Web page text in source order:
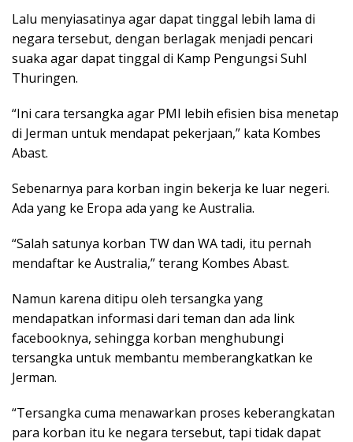
Lalu menyiasatinya agar dapat tinggal lebih lama di
negara tersebut, dengan berlagak menjadi pencari
suaka agar dapat tinggal di Kamp Pengungsi Suhl
Thuringen.
“Ini cara tersangka agar PMI lebih efisien bisa menetap
di Jerman untuk mendapat pekerjaan,” kata Kombes
Abast.
Sebenarnya para korban ingin bekerja ke luar negeri.
Ada yang ke Eropa ada yang ke Australia.
“Salah satunya korban TW dan WA tadi, itu pernah
mendaftar ke Australia,” terang Kombes Abast.
Namun karena ditipu oleh tersangka yang
mendapatkan informasi dari teman dan ada link
facebooknya, sehingga korban menghubungi
tersangka untuk membantu memberangkatkan ke
Jerman.
“Tersangka cuma menawarkan proses keberangkatan
para korban itu ke negara tersebut, tapi tidak dapat